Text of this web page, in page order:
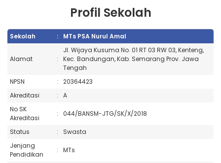
Profil Sekolah
Sekolah : MTs PSA Nurul Amal
Alamat :
Jl. Wijaya Kusuma No. 01 RT 03 RW 03, Kenteng,
Kec. Bandungan, Kab. Semarang Prov. Jawa
Tengah
NPSN
:
20364423
Akreditasi
:
A
No SK
Akreditasi
: 044/BANSM-JTG/SK/X/2018
Status :
Swasta
Jenjang
Pendidikan
: MTs